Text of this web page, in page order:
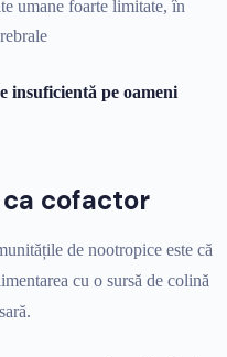
umane foarte limitate, în
insuficientă pe oameni
cofactor
de nootropice este că
cu o sursă de colină